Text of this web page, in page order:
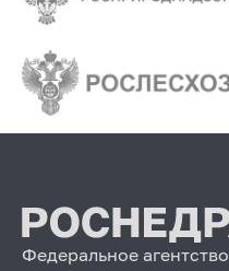
Федеральное агентство